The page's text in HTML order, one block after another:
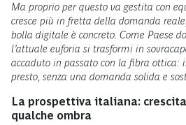
Ma proprio per questo va gestita con
cresce più in fretta della domanda
bolla digitale è concreto. Come Paese
l’attuale euforia si trasformi in
accaduto in passato con la fibra ottica:
presto, senza una domanda solida e
La prospettiva italiana:
qualche ombra